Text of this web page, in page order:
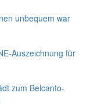
unbequem war
Auszeichnung für
zum Belcanto-